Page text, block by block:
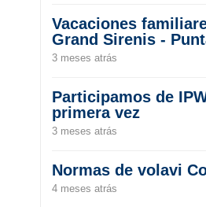
Vacaciones
Grand Sirenis -
3 meses atrás
Participamos de
primera vez
3 meses atrás
Normas de volavi
4 meses atrás